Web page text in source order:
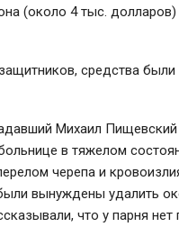
(около 4 тыс.
средства были
Михаил
в тяжелом
черепа и
вынуждены удалить
что у парня нет